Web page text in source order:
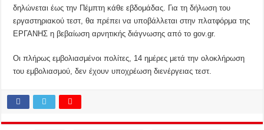
δηλώνεται έως την Πέμπτη κάθε εβδομάδας. Για τη δήλωση του
εργαστηριακού τεστ, θα πρέπει να υποβάλλεται στην πλατφόρμα της
ΕΡΓΑΝΗΣ η βεβαίωση αρνητικής διάγνωσης από το gov.gr.
Οι πλήρως εμβολιασμένοι πολίτες, 14 ημέρες μετά την ολοκλήρωση
του εμβολιασμού, δεν έχουν υποχρέωση διενέργειας τεστ.